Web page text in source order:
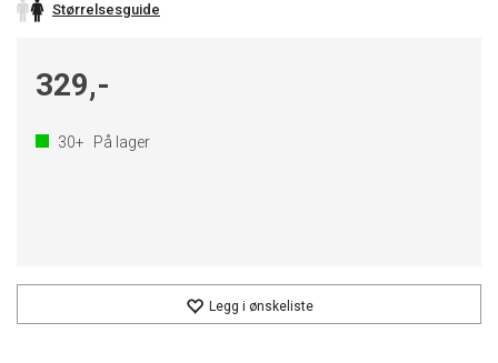
Størrelsesguide
329,-
30+ På lager
Legg i ønskeliste